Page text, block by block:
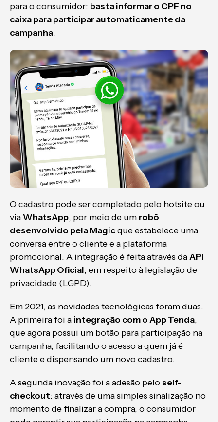
para o consumidor: basta informar o CPF no
caixa para participar automaticamente da
campanha.
O cadastro pode ser completado pelo hotsite ou
viaWhatsApp, por meio de um robô
desenvolvido pela Magicque estabelece uma
conversa entre o cliente e a plataforma
promocional. A integração é feita através daAPI
WhatsApp Oficial, em respeito à legislação de
privacidade (LGPD).
Em 2021, as novidades tecnológicas foram duas.
A primeira foi a integração com o App Tenda,
que agora possui um botão para participação na
campanha, facilitando o acesso a quem já é
cliente e dispensando um novo cadastro.
A segunda inovação foi a adesão peloself-
checkout: através de uma simples sinalização no
momento de finalizar a compra, o consumidor